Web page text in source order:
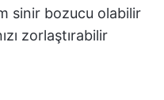
sinir bozucu olabilir
zorlaştırabilir